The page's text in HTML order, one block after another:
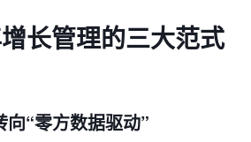
长管理的三大范式
“零方数据驱动”